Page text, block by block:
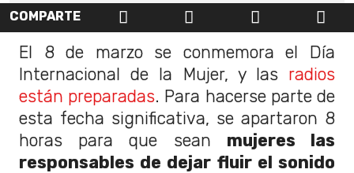
COMPARTE
El 8 de marzo se conmemora el Día
Internacional de la Mujer, y las radios
están preparadas. Para hacerse parte de
esta fecha significativa, se apartaron 8
horas para que sean mujeres las
responsables de dejar fluir el sonido